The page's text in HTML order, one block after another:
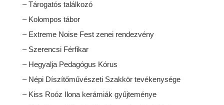
– Tárogatós találkozó
– Kolompos tábor
– Extreme Noise Fest zenei rendezvény
– Szerencsi Férfikar
– Hegyalja Pedagógus Kórus
– Népi Díszítőművészeti Szakkör tevékenysége
– Kiss Roóz Ilona kerámiák gyűjteménye